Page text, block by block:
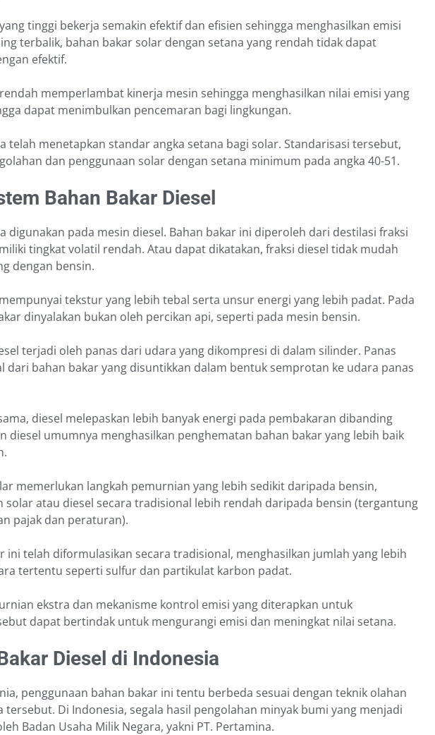
tinggi bekerja semakin efektif dan efisien sehingga menghasilkan emisi
terbalik, bahan bakar solar dengan setana yang rendah tidak dapat
efektif.
memperlambat kinerja mesin sehingga menghasilkan nilai emisi yang
dapat menimbulkan pencemaran bagi lingkungan.
telah menetapkan standar angka setana bagi solar. Standarisasi tersebut,
dan penggunaan solar dengan setana minimum pada angka 40-51.
Bahan Bakar Diesel
digunakan pada mesin diesel. Bahan bakar ini diperoleh dari destilasi fraksi
tingkat volatil rendah. Atau dapat dikatakan, fraksi diesel tidak mudah
dengan bensin.
tekstur yang lebih tebal serta unsur energi yang lebih padat. Pada
dinyalakan bukan oleh percikan api, seperti pada mesin bensin.
terjadi oleh panas dari udara yang dikompresi di dalam silinder. Panas
dari bahan bakar yang disuntikkan dalam bentuk semprotan ke udara panas
diesel melepaskan lebih banyak energi pada pembakaran dibanding
diesel umumnya menghasilkan penghematan bahan bakar yang lebih baik
memerlukan langkah pemurnian yang lebih sedikit daripada bensin,
solar atau diesel secara tradisional lebih rendah daripada bensin (tergantung
pajak dan peraturan).
ini telah diformulasikan secara tradisional, menghasilkan jumlah yang lebih
tertentu seperti sulfur dan partikulat karbon padat.
ekstra dan mekanisme kontrol emisi yang diterapkan untuk
dapat bertindak untuk mengurangi emisi dan meningkat nilai setana.
Diesel di Indonesia
penggunaan bahan bakar ini tentu berbeda sesuai dengan teknik olahan
tersebut. Di Indonesia, segala hasil pengolahan minyak bumi yang menjadi
Badan Usaha Milik Negara, yakni PT. Pertamina.